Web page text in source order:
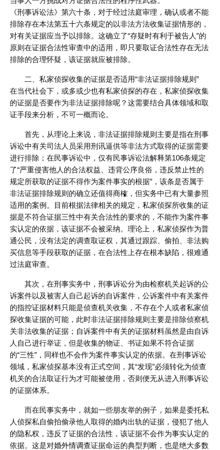
《刑事诉讼法》第六十条，对于经过法庭审理，确认或者不能
排除存在本法第五十六条规定的以非法方法收集证据情形的，
对有关证据应当予以排除。这确立了“存疑时有利于被告人”的
原则在证据合法性审查中的适用，即只要取证合法性存在无法
排除的合理怀疑，该证据就应被排除。
二、私家侦探收集的证据是否适用“非法证据排除规则”
在当代社会下，或多或少也有私家侦探的存在，私家侦探收集
的证据是否要作为非法证据排除呢？这需要结合具体领域和取
证手段来分析，不可一概而论。
首先，从理论上来说，非法证据排除规则主要是指在刑事
诉讼中有关司法人员采用刑讯逼供等非法方式取得的证据需要
进行排除；在民事诉讼中，仅有民事诉讼法解释第106条规定
了“严重侵害他人的合法权益、违背公序良俗，违反禁止性的
规定所获取的证据不得作为案件事实的根据”，该条是否属于
非法证据排除规则的确立还值得商榷，但实务中已有大量参照
适用的案例。目前根据法律相关的规定，私家侦探所收集的证
据是不符合证据三性中有关合法性的要求的，不能作为案件事
实认定的依据，该证据不会被采纳。理论上，私家侦探作为普
通公民，没有法定的调查取证权，其通过跟踪、偷拍、非法购
买信息等手段获取的证据，在合法性上存在根本缺陷，很难通
过法庭审查。
其次，在刑事实务中，刑事诉讼分为由检察机关起诉的公
诉案件以及被害人自己起诉的自诉案件，公诉案件中有关案件
的指控证据材料只能是侦查机关收集，不存在个人或者私家侦
探收集证据的可能，此时非法证据排除规则主要是排除侦察机
关非法收集的证据；自诉案件中有关的证据材料虽然是由自诉
人自己进行举证，但是收集的物证、书证如果不符合证据
的“三性”，同样也不会作为案件事实认定的依据。在刑事诉讼
领域，私家侦探基本没有正式空间，其“发现”必须转化为侦查
机关的合法取证行为才可能被使用，否则便无从进入刑事诉讼
的证据体系。
而在民事实务中，就如一些朋友举的例子，如果是委托私
人侦探私自偷拍偷录他人取得的婚内出轨的证据，侵犯了他人
的隐私权，违反了证据的合法性，该证据不会作为事实认定的
依据。这是对婚外情调查证据命运的典型判断，也是绝大多数